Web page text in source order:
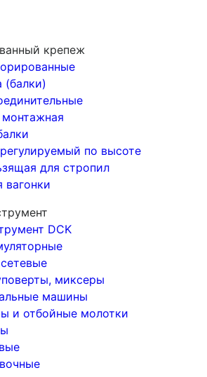
крепеж
(балки)
по высоте
для стропил
вагонки
DCK
миксеры
машины
и отбойные молотки